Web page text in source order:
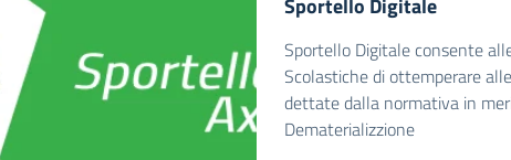
Sportello Digitale
Sportello Digitale consente
Scolastiche di ottemperare
dettate dalla normativa in
Dematerializzione